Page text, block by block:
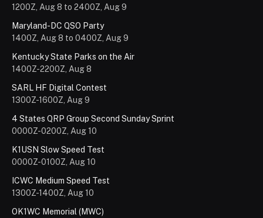
1200Z, Aug 8 to 2400Z, Aug 9
Maryland-DC QSO Party
1400Z, Aug 8 to 0400Z, Aug 9
Kentucky State Parks on the Air
1400Z-2200Z, Aug 8
SARL HF Digital Contest
1300Z-1600Z, Aug 9
4 States QRP Group Second Sunday Sprint
0000Z-0200Z, Aug 10
K1USN Slow Speed Test
0000Z-0100Z, Aug 10
ICWC Medium Speed Test
1300Z-1400Z, Aug 10
OK1WC Memorial (MWC)